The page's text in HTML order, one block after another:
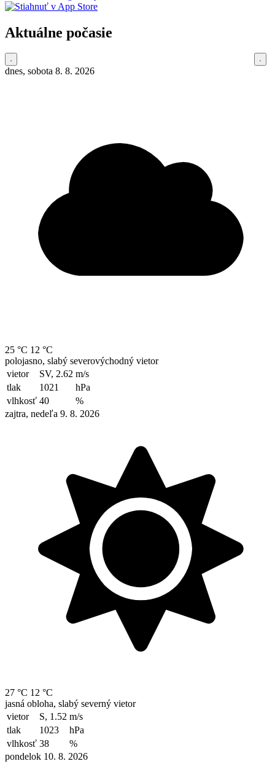
Aktuálne počasie
dnes, sobota 8. 8. 2026
25 °C 12 °C
polojasno, slabý severovýchodný vietor
vietor
SV, 2.62 m/s
tlak
1021
hPa
vlhkosť 40
%
zajtra, nedeľa 9. 8. 2026
27 °C 12 °C
jasná obloha, slabý severný vietor
vietor
S, 1.52 m/s
tlak
1023
hPa
vlhkosť 38
%
pondelok 10. 8. 2026